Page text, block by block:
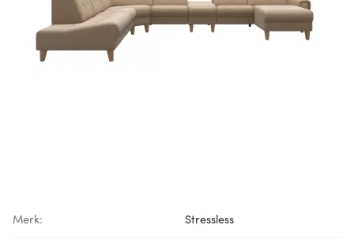
Merk: Stressless